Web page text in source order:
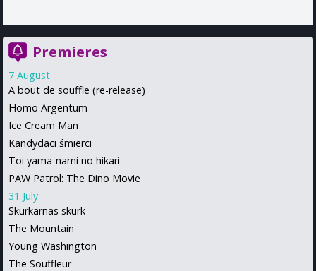
Premieres
7 August
A bout de souffle (re-release)
Homo Argentum
Ice Cream Man
Kandydaci śmierci
Toi yama-nami no hikari
PAW Patrol: The Dino Movie
31 July
Skurkarnas skurk
The Mountain
Young Washington
The Souffleur